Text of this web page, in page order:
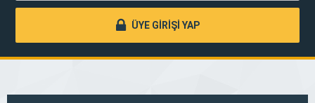
ÜYE GİRİŞİ YAP